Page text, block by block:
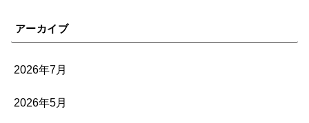
アーカイブ
2026年7月
2026年5月